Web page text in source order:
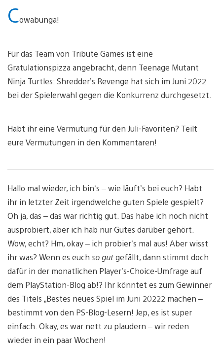
Cowabunga!
Für das Team von Tribute Games ist eine
Gratulationspizza angebracht, denn Teenage Mutant
Ninja Turtles: Shredder’s Revenge hat sich im Juni 2022
bei der Spielerwahl gegen die Konkurrenz durchgesetzt.
Habt ihr eine Vermutung für den Juli-Favoriten? Teilt
eure Vermutungen in den Kommentaren!
Hallo mal wieder, ich bin‘s – wie läuft’s bei euch? Habt
ihr in letzter Zeit irgendwelche guten Spiele gespielt?
Oh ja, das – das war richtig gut. Das habe ich noch nicht
ausprobiert, aber ich hab nur Gutes darüber gehört.
Wow, echt? Hm, okay – ich probier’s mal aus! Aber wisst
ihr was? Wenn es euch so gutgefällt, dann stimmt doch
dafür in der monatlichen Player’s-Choice-Umfrage auf
dem PlayStation-Blog ab!? Ihr könntet es zum Gewinner
des Titels „Bestes neues Spiel im Juni 20222 machen –
bestimmt von den PS-Blog-Lesern! Jep, es ist super
einfach. Okay, es war nett zu plaudern – wir reden
wieder in ein paar Wochen!